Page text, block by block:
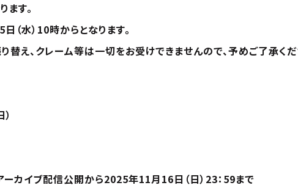
す。
水）10時からとなります。
え、クレーム等は一切をお受けできませんので、予めご了承くだ
カイブ配信公開から2025年11月16日（日）23：59まで